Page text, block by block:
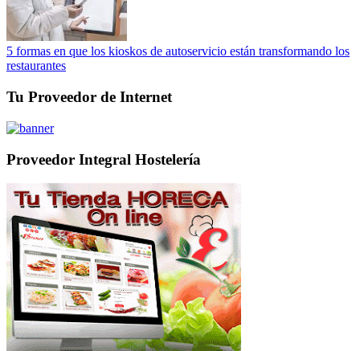
5 formas en que los kioskos de autoservicio están transformando los
restaurantes
Tu Proveedor de Internet
Proveedor Integral Hostelería